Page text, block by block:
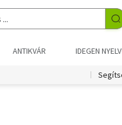
ANTIKVÁR IDEGEN